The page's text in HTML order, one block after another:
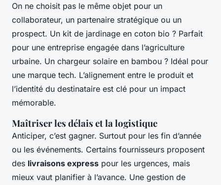
On ne choisit pas le même objet pour un
collaborateur, un partenaire stratégique ou un
prospect. Un kit de jardinage en coton bio ? Parfait
pour une entreprise engagée dans l’agriculture
urbaine. Un chargeur solaire en bambou ? Idéal pour
une marque tech. L’alignement entre le produit et
l’identité du destinataire est clé pour un impact
mémorable.
Maîtriser les délais et la logistique
Anticiper, c’est gagner. Surtout pour les fin d’année
ou les événements. Certains fournisseurs proposent
des livraisons express pour les urgences, mais
mieux vaut planifier à l’avance. Une gestion de